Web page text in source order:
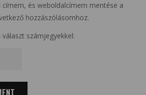
címem, és weboldalcímem mentése a
hozzászólásomhoz.
számjegyekkel: